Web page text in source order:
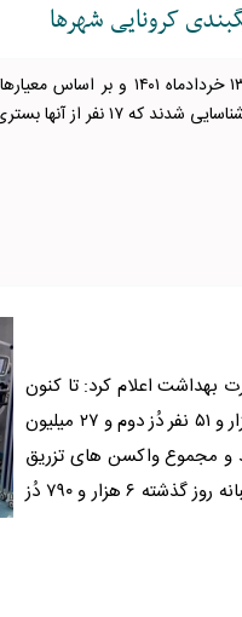
بهداشت اعلام کرد: تا کنون
۶۴ میلیون و ۵۵۱ هزار و ۳۷۷ نفر دُز اول، ۵۷ میلیون و ۸۶۹ هزار و ۵۱ نفر دُز دوم و ۲۷ میلیون
اند و مجموع واکسن های تزریق
شده در کشور به ۱۴۹ میلیون و ۹۸۵ هزار و ۷۸۵ دُز رسید. در شبانه روز گذشته ۶ هزار و ۷۹۰ دُز